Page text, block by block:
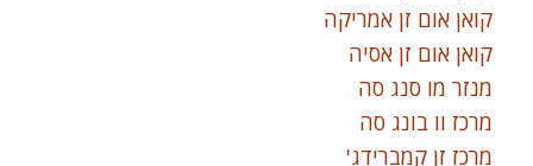
קואן אום זן אמריקה
קואן אום זן אסיה
מנזר מו סנג סה
מרכז וו בונג סה
מרכז זן קמברידג'